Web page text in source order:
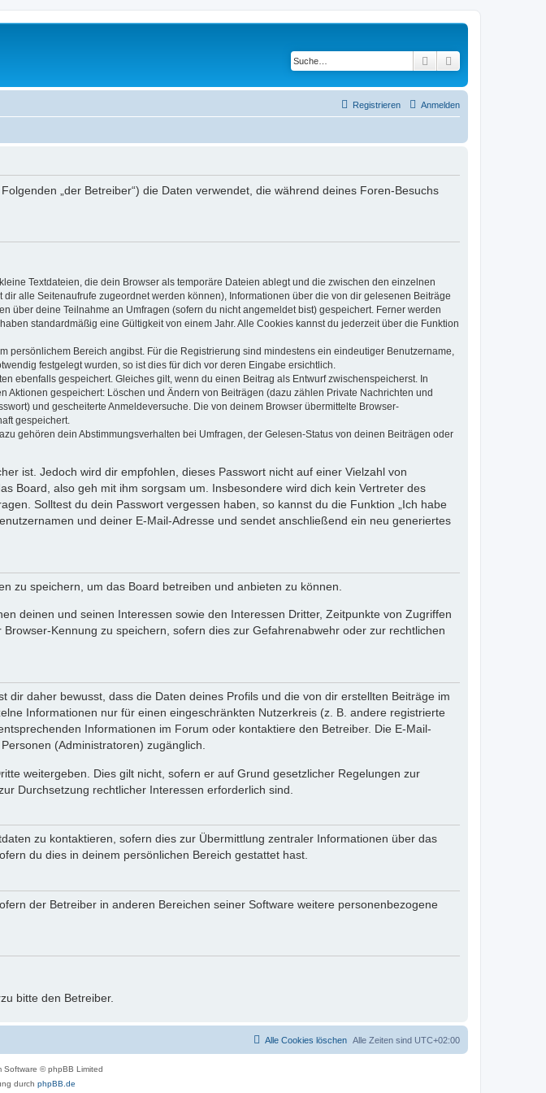
Suche
Anmelden
Registrieren
„der Betreiber“) die Daten verwendet, die während deines Foren-Besuchs
Textdateien, die dein Browser als temporäre Dateien ablegt und die zwischen den einzelnen
alle Seitenaufrufe zugeordnet werden können), Informationen über die von dir gelesenen Beiträge
deine Teilnahme an Umfragen (sofern du nicht angemeldet bist) gespeichert. Ferner werden
standardmäßig eine Gültigkeit von einem Jahr. Alle Cookies kannst du jederzeit über die Funktion
Bereich angibst. Für die Registrierung sind mindestens ein eindeutiger Benutzername,
festgelegt wurden, so ist dies für dich vor deren Eingabe ersichtlich.
ebenfalls gespeichert. Gleiches gilt, wenn du einen Beitrag als Entwurf zwischenspeicherst. In
gespeichert: Löschen und Ändern von Beiträgen (dazu zählen Private Nachrichten und
und gescheiterte Anmeldeversuche. Die von deinem Browser übermittelte Browser-
gespeichert.
gehören dein Abstimmungsverhalten bei Umfragen, der Gelesen-Status von deinen Beiträgen oder
ist. Jedoch wird dir empfohlen, dieses Passwort nicht auf einer Vielzahl von
Board, also geh mit ihm sorgsam um. Insbesondere wird dich kein Vertreter des
Solltest du dein Passwort vergessen haben, so kannst du die Funktion „Ich habe
und deiner E-Mail-Adresse und sendet anschließend ein neu generiertes
zu speichern, um das Board betreiben und anbieten zu können.
deinen und seinen Interessen sowie den Interessen Dritter, Zeitpunkte von Zugriffen
Kennung zu speichern, sofern dies zur Gefahrenabwehr oder zur rechtlichen
daher bewusst, dass die Daten deines Profils und die von dir erstellten Beiträge im
Informationen nur für einen eingeschränkten Nutzerkreis (z. B. andere registrierte
Informationen im Forum oder kontaktiere den Betreiber. Die E-Mail-
(Administratoren) zugänglich.
weitergeben. Dies gilt nicht, sofern er auf Grund gesetzlicher Regelungen zur
Durchsetzung rechtlicher Interessen erforderlich sind.
zu kontaktieren, sofern dies zur Übermittlung zentraler Informationen über das
du dies in deinem persönlichen Bereich gestattet hast.
der Betreiber in anderen Bereichen seiner Software weitere personenbezogene
bitte den Betreiber.
Alle Zeiten sind UTC+02:00
Alle Cookies löschen
Software © phpBB Limited
durch phpBB.de